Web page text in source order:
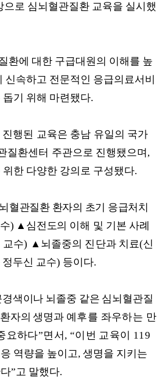
으로 심뇌혈관질환 교육을 실시했
환에 대한 구급대원의 이해를 높
신속하고 전문적인 응급의료서비
기 위해 마련됐다.
진행된 교육은 충남 유일의 국가
질환센터 주관으로 진행됐으며 ,
한 다양한 강의로 구성됐다.
혈관질환 환자의 초기 응급처치
) ▲ 심전도의 이해 및 기본 사례
교수) ▲ 뇌졸중의 진단과 치료(신
정두신 교수) 등이다.
경색이나 뇌졸중 같은 심뇌혈관질
자의 생명과 예후를 좌우하는 만
요하다”면서 , “이번 교육이 119
역량을 높이고, 생명을 지키는
”고 말했다.